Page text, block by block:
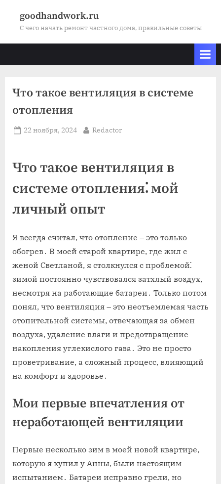
goodhandwork.ru
С чего начать ремонт частного дома, правильные советы
Что такое вентиляция в системе
отопления
Posted
22 ноября, 2024 By
Redactor
Что такое вентиляция в
системе отопления⁚ мой
личный опыт
Я всегда считал, что отопление – это только
обогрев․ В моей старой квартире, где жил с
женой Светланой, я столкнулся с проблемой⁚
зимой постоянно чувствовался затхлый воздух,
несмотря на работающие батареи․ Только потом
понял, что вентиляция – это неотъемлемая часть
отопительной системы, отвечающая за обмен
воздуха, удаление влаги и предотвращение
накопления углекислого газа․ Это не просто
проветривание, а сложный процесс, влияющий
на комфорт и здоровье․
Мои первые впечатления от
неработающей вентиляции
Первые несколько зим в моей новой квартире,
которую я купил у Анны, были настоящим
испытанием․ Батареи исправно грели, но